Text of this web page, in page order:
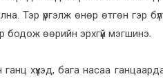
Тэр үргэлж өнөр өтгөн гэр
бодож өөрийн эрхгүй мэгшинэ.
хүүхэд, бага насаа